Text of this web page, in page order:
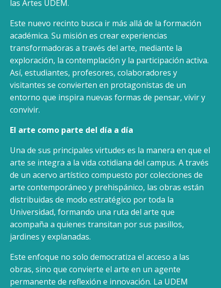
las Artes UDEM.
Este nuevo recinto busca ir más allá de la formación
académica. Su misión es crear experiencias
transformadoras a través del arte, mediante la
exploración, la contemplación y la participación activa.
Así, estudiantes, profesores, colaboradores y
visitantes se convierten en protagonistas de un
entorno que inspira nuevas formas de pensar, vivir y
convivir.
El arte como parte del día a día
Una de sus principales virtudes es la manera en que el
arte se integra a la vida cotidiana del campus. A través
de un acervo artístico compuesto por colecciones de
arte contemporáneo y prehispánico, las obras están
distribuidas de modo estratégico por toda la
Universidad, formando una ruta del arte que
acompaña a quienes transitan por sus pasillos,
jardines y explanadas.
Este enfoque no solo democratiza el acceso a las
obras, sino que convierte el arte en un agente
permanente de reflexión e innovación. La UDEM